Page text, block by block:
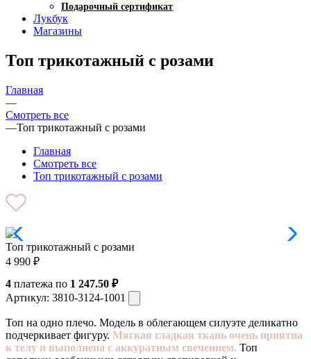
Подарочный сертификат
Лукбук
Магазины
Топ трикотажный с розами
Главная
—
Смотреть все
—Топ трикотажный с розами
Главная
Смотреть все
Топ трикотажный с розами
Топ трикотажный с розами
4 990 ₽
4 платежа по 1 247.50 ₽
Артикул: 3810-3124-1001
Топ на одно плечо. Модель в облегающем силуэте деликатно
подчеркивает фигуру. Мягкая гладкая ткань очень приятна
к телу и выполнена с аккуратным свечением. Топ